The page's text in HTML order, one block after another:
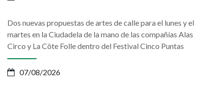
Dos nuevas propuestas de artes de calle para el lunes y el
martes en la Ciudadela de la mano de las compañías Alas
Circo y La Côte Folle dentro del Festival Cinco Puntas
07/08/2026